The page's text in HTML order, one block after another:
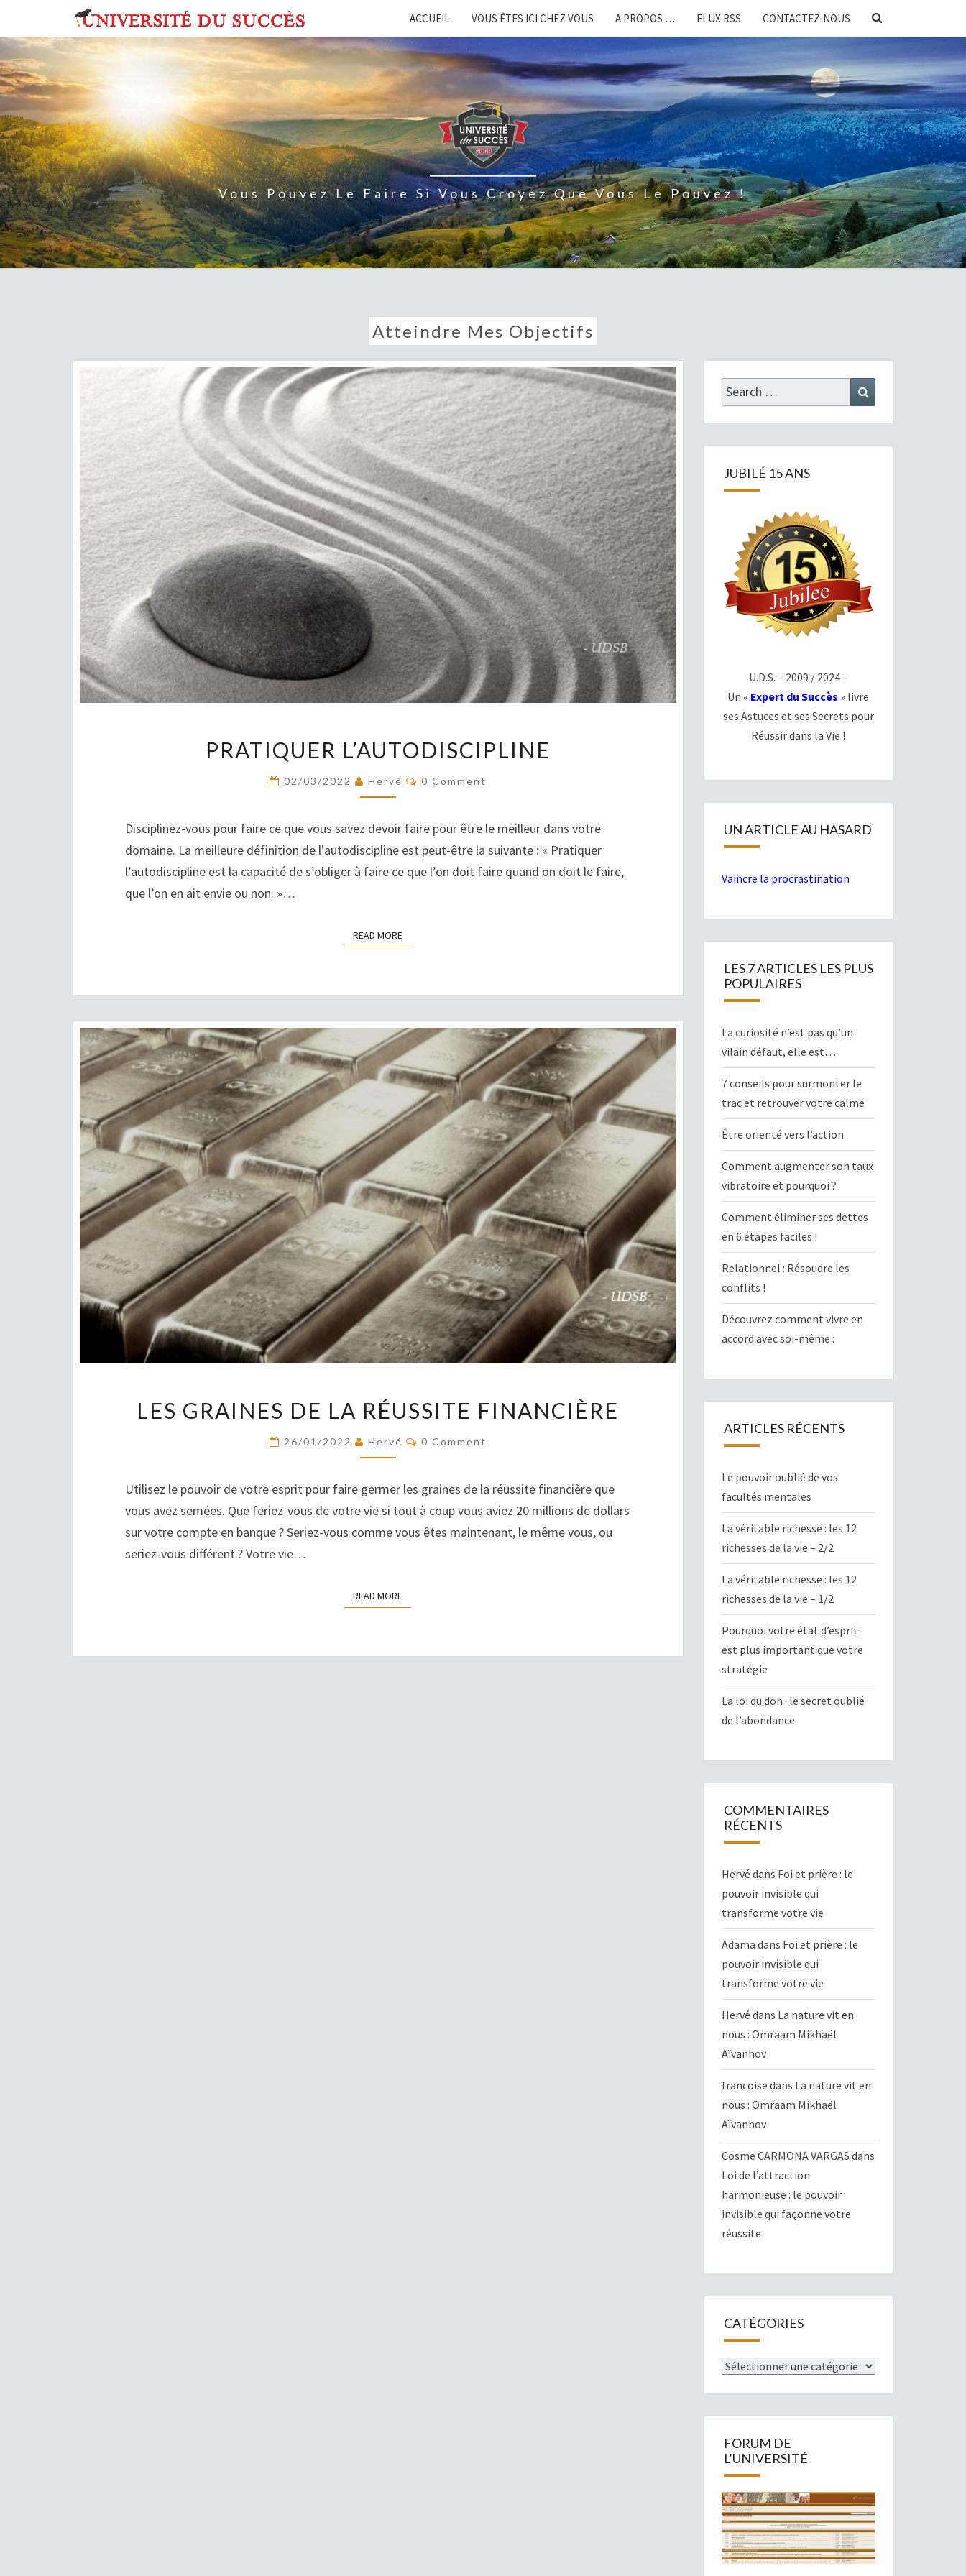
content
ACCUEIL VOUS ÊTES ICI CHEZ VOUS A PROPOS … FLUX RSS CONTACTEZ-NOUS
SEARCH
Vous Pouvez Le Faire Si Vous Croyez Que Vous Le Pouvez !
Atteindre Mes Objectifs
L’AUTODISCIPLINE
PRATIQUER L’AUTODISCIPLINE
02/03/2022 Hervé COMMENTS
0 Comment
Disciplinez-vous pour faire ce que vous savez devoir faire pour être le meilleur dans votre
domaine. La meilleure définition de l’autodiscipline est peut-être la suivante : « Pratiquer
l’autodiscipline est la capacité de s’obliger à faire ce que l’on doit faire quand on doit le faire,
que l’on en ait envie ou non. »…
READ MOREREAD MORE
GRAINES
LA
FINANCIÈRE
LES GRAINES DE LA RÉUSSITE FINANCIÈRE
26/01/2022 Hervé COMMENTS
0 Comment
Utilisez le pouvoir de votre esprit pour faire germer les graines de la réussite financière que
vous avez semées. Que feriez-vous de votre vie si tout à coup vous aviez 20 millions de dollars
sur votre compte en banque ? Seriez-vous comme vous êtes maintenant, le même vous, ou
seriez-vous différent ? Votre vie…
READ MOREREAD MORE
Search
for:
JUBILÉ 15 ANS
U.D.S. – 2009 / 2024 –
Un « Expert du Succès » livre
ses Astuces et ses Secrets pour
Réussir dans la Vie !
UN ARTICLE AU HASARD
Vaincre la procrastination
LES 7 ARTICLES LES PLUS
POPULAIRES
La curiosité n’est pas qu’un
vilain défaut, elle est…
7 conseils pour surmonter le
trac et retrouver votre calme
Être orienté vers l’action
Comment augmenter son taux
vibratoire et pourquoi ?
Comment éliminer ses dettes
en 6 étapes faciles !
Relationnel : Résoudre les
conflits !
Découvrez comment vivre en
accord avec soi-même :
ARTICLES RÉCENTS
Le pouvoir oublié de vos
facultés mentales
La véritable richesse : les 12
richesses de la vie – 2/2
La véritable richesse : les 12
richesses de la vie – 1/2
Pourquoi votre état d’esprit
est plus important que votre
stratégie
La loi du don : le secret oublié
de l’abondance
COMMENTAIRES
RÉCENTS
Hervé dans Foi et prière : le
pouvoir invisible qui
transforme votre vie
Adama dans Foi et prière : le
pouvoir invisible qui
transforme votre vie
Hervé dans La nature vit en
nous : Omraam Mikhaël
Aïvanhov
francoise dans La nature vit en
nous : Omraam Mikhaël
Aïvanhov
Cosme CARMONA VARGAS dans
Loi de l’attraction
harmonieuse : le pouvoir
invisible qui façonne votre
réussite
CATÉGORIES
Catégories
FORUM DE
L’UNIVERSITÉ